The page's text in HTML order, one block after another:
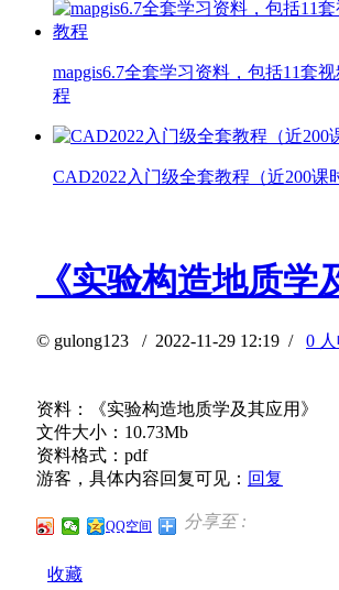
mapgis6.7全套学习资料，包括11套
程
CAD2022入门级全套教程（近200课
《实验构造地质学
© gulong123 / 2022-11-29 12:19 / 0
资料：《实验构造地质学及其应用》
文件大小：10.73Mb
资料格式：pdf
游客，具体内容回复可见： 回复
分享至 :
QQ空间
收藏